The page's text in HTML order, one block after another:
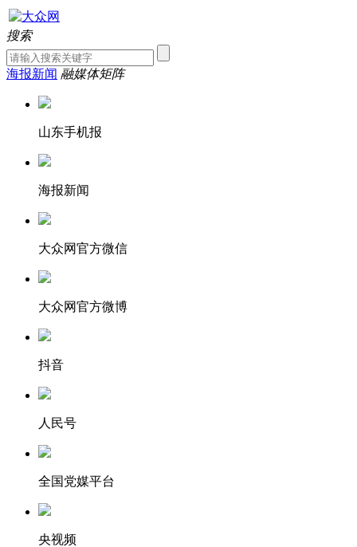
搜索
海报新闻 融媒体矩阵
山东手机报
海报新闻
大众网官方微信
大众网官方微博
抖音
人民号
全国党媒平台
央视频